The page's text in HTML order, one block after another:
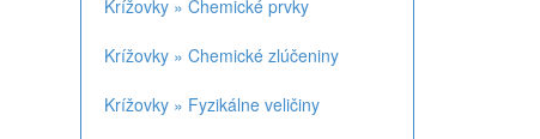
Krížovky » Chemické prvky
Krížovky » Chemické zlúčeniny
Krížovky » Fyzikálne veličiny